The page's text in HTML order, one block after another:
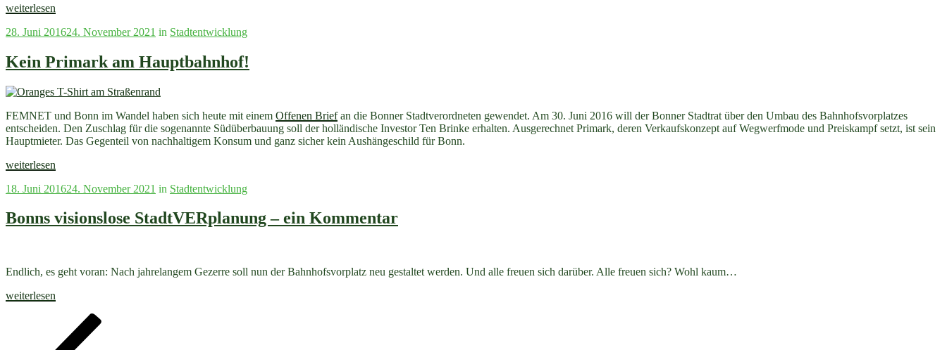
„Primark
–
bleiben
dran
an
einer
für
Bürger*innen!“
weiterlesen
Veröffentlicht
28. Juni 201624. November 2021 in Stadtentwicklung
Kein Primark am Hauptbahnhof!
FEMNET und Bonn im Wandel haben sich heute mit einem Offenen Briefan die Bonner Stadtverordneten gewendet. Am 30. Juni 2016 will der Bonner Stadtrat über den Umbau des Bahnhofsvorplatzes
entscheiden. Den Zuschlag für die sogenannte Südüberbauung soll der holländische Investor Ten Brinke erhalten. Ausgerechnet Primark, deren Verkaufskonzept auf Wegwerfmode und Preiskampf setzt, ist sein
Hauptmieter. Das Gegenteil von nachhaltigem Konsum und ganz sicher kein Aushängeschild für Bonn.
„Kein
am
weiterlesen
Veröffentlicht
18. Juni 201624. November 2021 in Stadtentwicklung
Bonns visionslose StadtVERplanung – ein Kommentar
Endlich, es geht voran: Nach jahrelangem Gezerre soll nun der Bahnhofsvorplatz neu gestaltet werden. Und alle freuen sich darüber. Alle freuen sich? Wohl kaum…
„Bonns
StadtVERplanung
weiterlesen
Seitennummerierung